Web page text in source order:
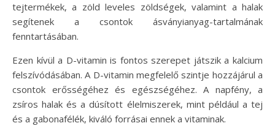
tejtermékek, a zöld leveles zöldségek, valamint a halak
segítenek a csontok ásványianyag-tartalmának
fenntartásában.
Ezen kívül a D-vitamin is fontos szerepet játszik a kalcium
felszívódásában. A D-vitamin megfelelő szintje hozzájárul a
csontok erősségéhez és egészségéhez. A napfény, a
zsíros halak és a dúsított élelmiszerek, mint például a tej
és a gabonafélék, kiváló forrásai ennek a vitaminak.